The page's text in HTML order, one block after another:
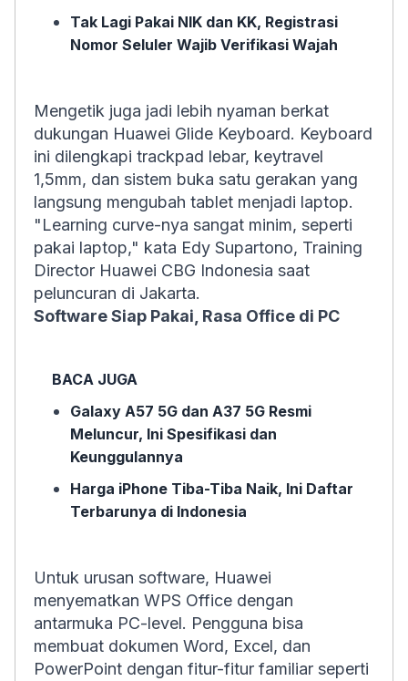
Tak Lagi Pakai NIK dan KK, Registrasi
Nomor Seluler Wajib Verifikasi Wajah
Mengetik juga jadi lebih nyaman berkat
dukungan Huawei Glide Keyboard. Keyboard
ini dilengkapi trackpad lebar, keytravel
1,5mm, dan sistem buka satu gerakan yang
langsung mengubah tablet menjadi laptop.
"Learning curve-nya sangat minim, seperti
pakai laptop," kata Edy Supartono, Training
Director Huawei CBG Indonesia saat
peluncuran di Jakarta.
Software Siap Pakai, Rasa Office di PC
BACA JUGA
Galaxy A57 5G dan A37 5G Resmi
Meluncur, Ini Spesifikasi dan
Keunggulannya
Harga iPhone Tiba-Tiba Naik, Ini Daftar
Terbarunya di Indonesia
Untuk urusan software, Huawei
menyematkan WPS Office dengan
antarmuka PC-level. Pengguna bisa
membuat dokumen Word, Excel, dan
PowerPoint dengan fitur-fitur familiar seperti